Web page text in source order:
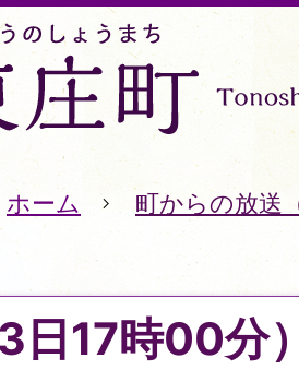
ホーム 町からの放送
日17時00分